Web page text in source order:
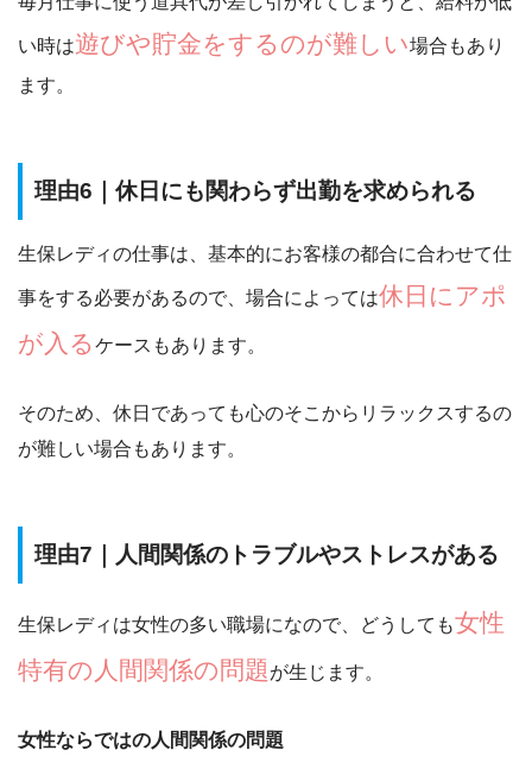
い時は遊びや貯金をするのが難しい場合もあり
ます。
理由6｜休日にも関わらず出勤を求められる
生保レディの仕事は、基本的にお客様の都合に合わせて仕
事をする必要があるので、場合によっては休日にアポ
が入るケースもあります。
そのため、 休日であっても心のそこからリラックスするの
が難しい場合もあります。
理由7｜人間関係のトラブルやストレスがある
生保レディは女性の多い職場になので、どうしても女性
特有の人間関係の問題が生じます。
女性ならではの人間関係の問題